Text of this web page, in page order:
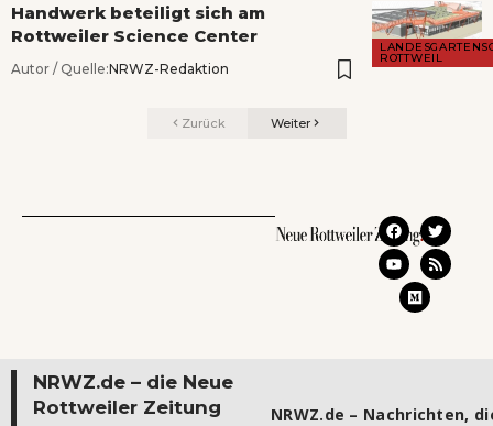
ROTTWEIL
Handwerk beteiligt sich am
Rottweiler Science Center
Autor / Quelle:NRWZ-Redaktion
Zurück Weiter
NRWZ.de – die Neue
Rottweiler Zeitung
NRWZ.de – Nachrichten,